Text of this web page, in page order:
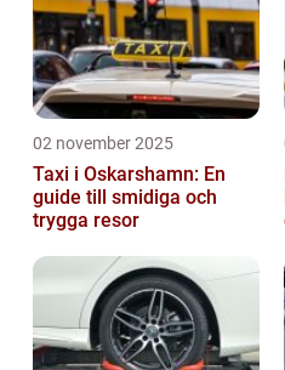
02 november 2025
Taxi i Oskarshamn: En
guide till smidiga och
trygga resor